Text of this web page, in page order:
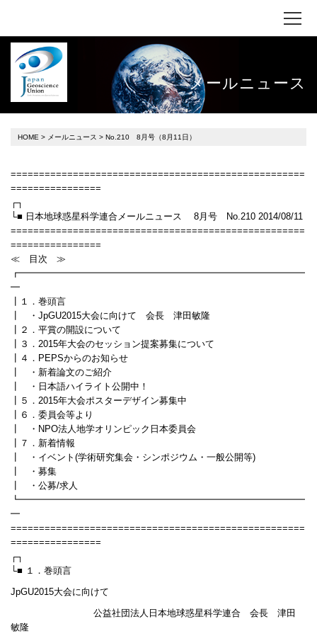
メールニュース
HOME > メールニュース > No.210 8月号（8月11日）
====================================================
================
┌┐
└■ 日本地球惑星科学連合メールニュース 8月号 No.210 2014/08/11
====================================================
================
≪ 目次 ≫
┏━━━━━━━━━━━━━━━━━━━━━━━━━━━━━━━
━
┃１．巻頭言
┃ ・JpGU2015大会に向けて 会長 津田敏隆
┃２．平賞の開設について
┃３．2015年大会のセッション提案募集について
┃４．PEPSからのお知らせ
┃ ・新着論文のご紹介
┃ ・日本語ハイライト公開中！
┃５．2015年大会ポスターデザイン募集中
┃６．委員会等より
┃ ・NPO法人地学オリンピック日本委員会
┃７．新着情報
┃ ・イベント(学術研究集会・シンポジウム・一般公開等)
┃ ・募集
┃ ・公募/求人
┗━━━━━━━━━━━━━━━━━━━━━━━━━━━━━━━
━
====================================================
================
┌┐
└■ １．巻頭言
JpGU2015大会に向けて
公益社団法人日本地球惑星科学連合 会長 津田
敏隆